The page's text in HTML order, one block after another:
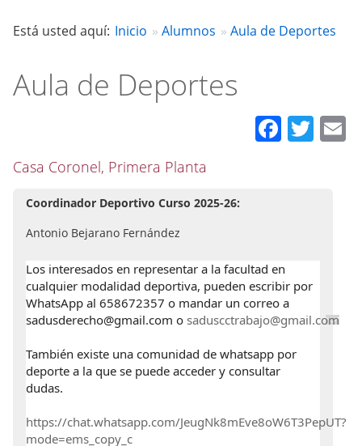
Está usted aquí: Inicio Alumnos Aula de Deportes
Aula de Deportes
Casa Coronel, Primera Planta
Coordinador Deportivo Curso 2025-26:
Antonio Bejarano Fernández
Los interesados en representar a la facultad en
cualquier modalidad deportiva, pueden escribir por
WhatsApp al 658672357 o mandar un correo a
sadusderecho@gmail.com o saduscctrabajo@gmail.com
También existe una comunidad de whatsapp por
deporte a la que se puede acceder y consultar
dudas.
https://chat.whatsapp.com/JeugNk8mEve8oW6T3PepUT?
mode=ems_copy_c